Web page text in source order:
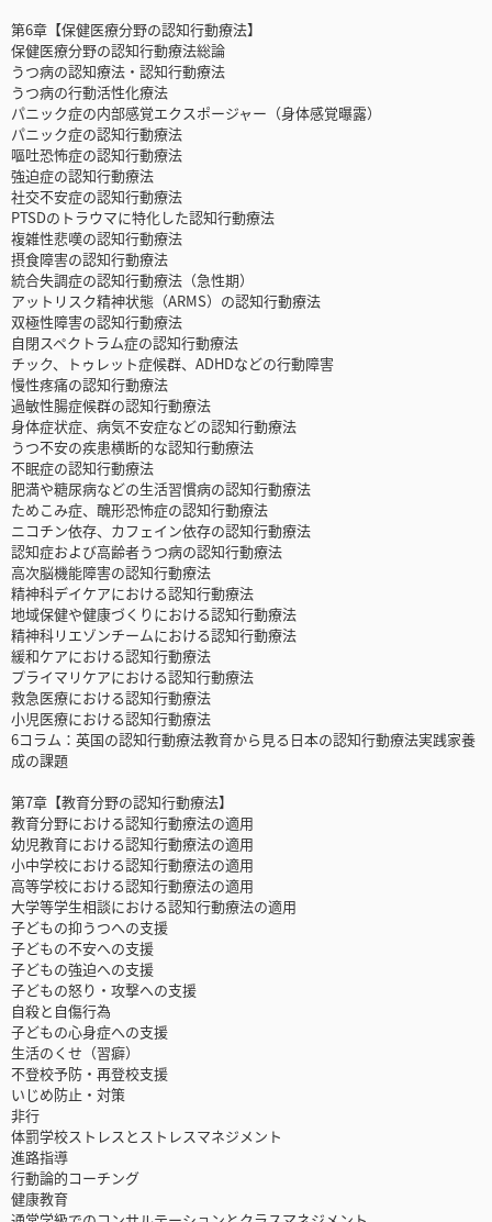
第6章【保健医療分野の認知行動療法】
保健医療分野の認知行動療法総論
うつ病の認知療法・認知行動療法
うつ病の行動活性化療法
パニック症の内部感覚エクスポージャー（身体感覚曝露）
パニック症の認知行動療法
嘔吐恐怖症の認知行動療法
強迫症の認知行動療法
社交不安症の認知行動療法
PTSDのトラウマに特化した認知行動療法
複雑性悲嘆の認知行動療法
摂食障害の認知行動療法
統合失調症の認知行動療法（急性期）
アットリスク精神状態（ARMS）の認知行動療法
双極性障害の認知行動療法
自閉スペクトラム症の認知行動療法
チック、トゥレット症候群、ADHDなどの行動障害
慢性疼痛の認知行動療法
過敏性腸症候群の認知行動療法
身体症状症、病気不安症などの認知行動療法
うつ不安の疾患横断的な認知行動療法
不眠症の認知行動療法
肥満や糖尿病などの生活習慣病の認知行動療法
ためこみ症、醜形恐怖症の認知行動療法
ニコチン依存、カフェイン依存の認知行動療法
認知症および高齢者うつ病の認知行動療法
高次脳機能障害の認知行動療法
精神科デイケアにおける認知行動療法
地域保健や健康づくりにおける認知行動療法
精神科リエゾンチームにおける認知行動療法
緩和ケアにおける認知行動療法
プライマリケアにおける認知行動療法
救急医療における認知行動療法
小児医療における認知行動療法
6コラム：英国の認知行動療法教育から見る日本の認知行動療法実践家養
成の課題
第7章【教育分野の認知行動療法】
教育分野における認知行動療法の適用
幼児教育における認知行動療法の適用
小中学校における認知行動療法の適用
高等学校における認知行動療法の適用
大学等学生相談における認知行動療法の適用
子どもの抑うつへの支援
子どもの不安への支援
子どもの強迫への支援
子どもの怒り・攻撃への支援
自殺と自傷行為
子どもの心身症への支援
生活のくせ（習癖）
不登校予防・再登校支援
いじめ防止・対策
非行
体罰学校ストレスとストレスマネジメント
進路指導
行動論的コーチング
健康教育